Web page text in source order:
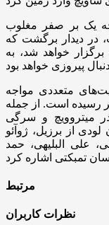
یک بر صفر مغلوب
در دیدار برگشت که
برگزار خواهد شد، به
متعددی مواجه
بازیکنان مصدوم این تیم به ۹ نفر رسیده است. از جمله
میتروویچ و سرگی
لودی از برزیل، ژوآئو
علی البلیهی، حمد
مرتبط
نظرات کاربران